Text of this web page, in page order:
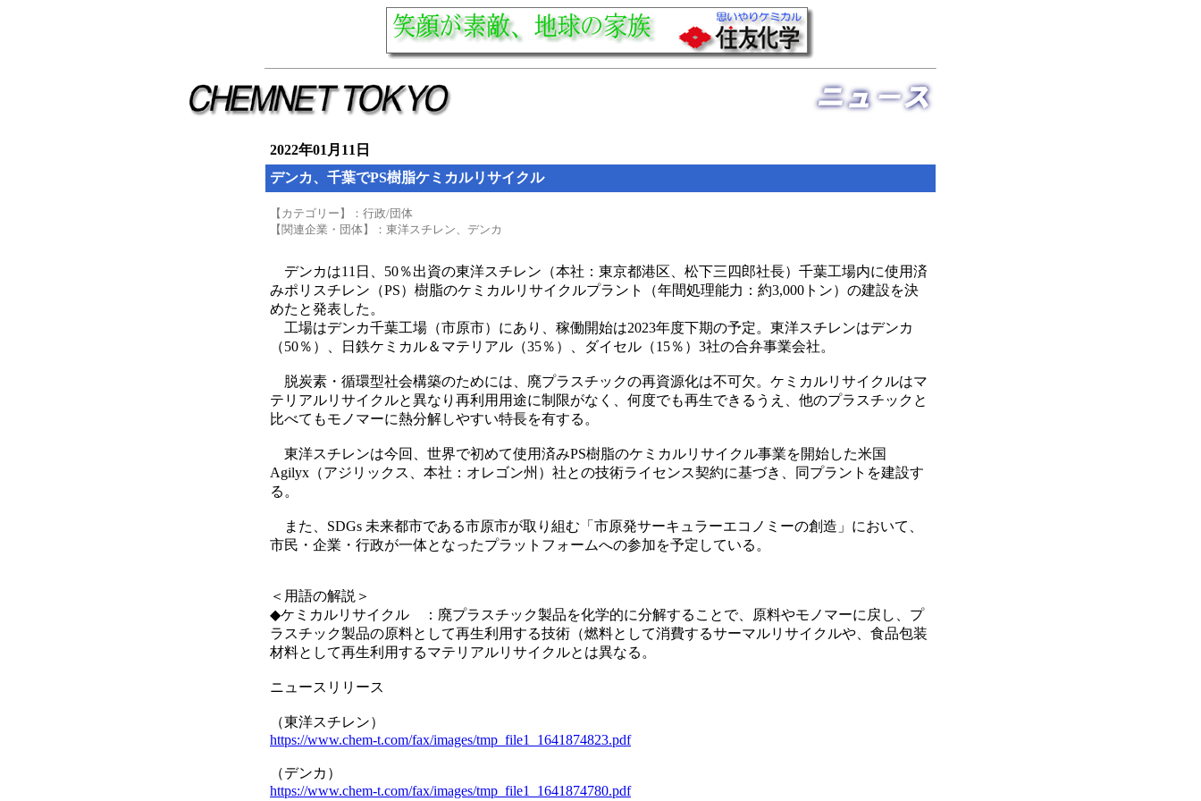
2022年01月11日
デンカ、千葉でPS樹脂ケミカルリサイクル
【カテゴリー】：行政/団体
【関連企業・団体】：東洋スチレン、デンカ
デンカは11日、50％出資の東洋スチレン（本社：東京都港区、松下三四郎社長）千葉工場内に使用済
みポリスチレン（PS）樹脂のケミカルリサイクルプラント（年間処理能力：約3,000トン）の建設を決
めたと発表した。
工場はデンカ千葉工場（市原市）にあり、稼働開始は2023年度下期の予定。東洋スチレンはデンカ
（50％）、日鉄ケミカル＆マテリアル（35％）、ダイセル（15％）3社の合弁事業会社。
脱炭素・循環型社会構築のためには、廃プラスチックの再資源化は不可欠。ケミカルリサイクルはマ
テリアルリサイクルと異なり再利用用途に制限がなく、何度でも再生できるうえ、他のプラスチックと
比べてもモノマーに熱分解しやすい特長を有する。
東洋スチレンは今回、世界で初めて使用済みPS樹脂のケミカルリサイクル事業を開始した米国
Agilyx（アジリックス、本社：オレゴン州）社との技術ライセンス契約に基づき、同プラントを建設す
る。
また、SDGs 未来都市である市原市が取り組む「市原発サーキュラーエコノミーの創造」において、
市民・企業・行政が一体となったプラットフォームへの参加を予定している。
＜用語の解説＞
◆ケミカルリサイクル ：廃プラスチック製品を化学的に分解することで、原料やモノマーに戻し、プ
ラスチック製品の原料として再生利用する技術（燃料として消費するサーマルリサイクルや、食品包装
材料として再生利用するマテリアルリサイクルとは異なる。
ニュースリリース
（東洋スチレン）
https://www.chem-t.com/fax/images/tmp_file1_1641874823.pdf
（デンカ）
https://www.chem-t.com/fax/images/tmp_file1_1641874780.pdf